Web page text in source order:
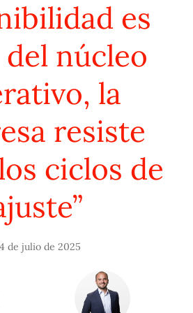
es
núcleo
la
resiste
ciclos de
de julio de 2025